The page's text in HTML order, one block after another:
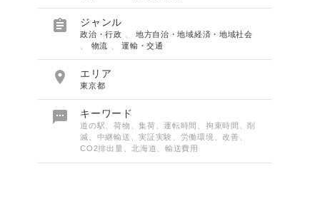
 ジャンル
政治・行政
地方自治・地域経済・地域社会
物流 、運輸・交通
 エリア
東京都
 キーワード
道の駅、荷物、集荷、運転時間、拘束時間、削
減、中継輸送、実証実験、労働環境、改善、
CO2排出量、北海道、輸送費用